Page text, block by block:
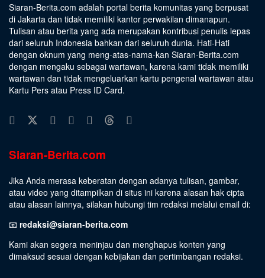
Siaran-Berita.com adalah portal berita komunitas yang berpusat
di Jakarta dan tidak memiliki kantor perwakilan dimanapun.
Tulisan atau berita yang ada merupakan kontribusi penulis lepas
dari seluruh Indonesia bahkan dari seluruh dunia. Hati-Hati
dengan oknum yang meng-atas-nama-kan Siaran-Berita.com
dengan mengaku sebagai wartawan, karena kami tidak memiliki
wartawan dan tidak mengeluarkan kartu pengenal wartawan atau
Kartu Pers atau Press ID Card.
Siaran-Berita.com
Jika Anda merasa keberatan dengan adanya tulisan, gambar,
atau video yang ditampilkan di situs ini karena alasan hak cipta
atau alasan lainnya, silakan hubungi tim redaksi melalui email di:
📧 redaksi@siaran-berita.com
Kami akan segera meninjau dan menghapus konten yang
dimaksud sesuai dengan kebijakan dan pertimbangan redaksi.